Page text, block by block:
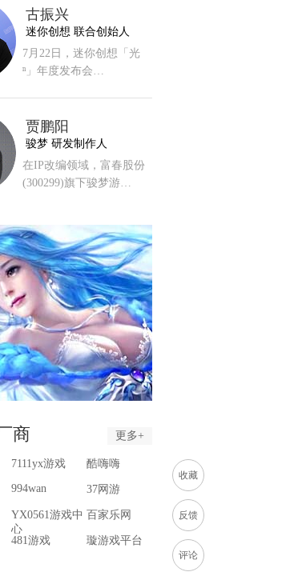
古振兴
迷你创想 联合创始人
7月22日，迷你创想「光
ⁿ」年度发布会…
贾鹏阳
骏梦 研发制作人
在IP改编领域，富春股份
(300299)旗下骏梦游…
商 更多+
7111yx游戏 酷嗨嗨
994wan 37网游
YX0561游戏中
心
百家乐网
481游戏 璇游戏平台
收藏
反馈
评论